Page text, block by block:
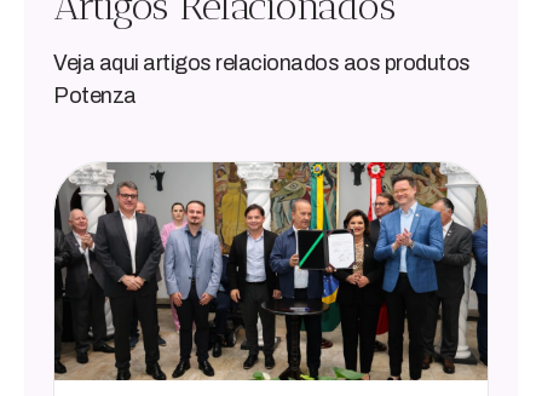
Veja aqui artigos relacionados aos produtos
Potenza